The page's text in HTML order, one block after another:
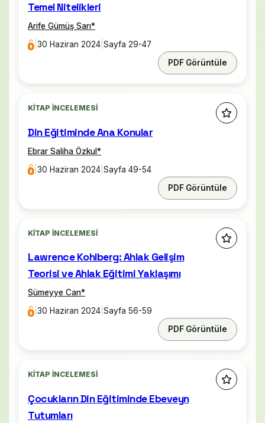
Temel Nitelikleri
Arife Gümüş Sarı*
|30 Haziran 2024 |Sayfa 29-47
PDF Görüntüle
KITAP İNCELEMESI
Din Eğitiminde Ana Konular
Ebrar Saliha Özkul*
|30 Haziran 2024 |Sayfa 49-54
PDF Görüntüle
KITAP İNCELEMESI
Lawrence Kohlberg: Ahlak Gelişim
Teorisi ve Ahlak Eğitimi Yaklaşımı
Sümeyye Can*
|30 Haziran 2024 |Sayfa 56-59
PDF Görüntüle
KITAP İNCELEMESI
Çocukların Din Eğitiminde Ebeveyn
Tutumları